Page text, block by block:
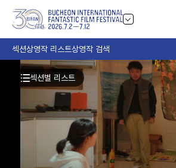
섹션상영작 리스트상영작 검색
섹션별 리스트